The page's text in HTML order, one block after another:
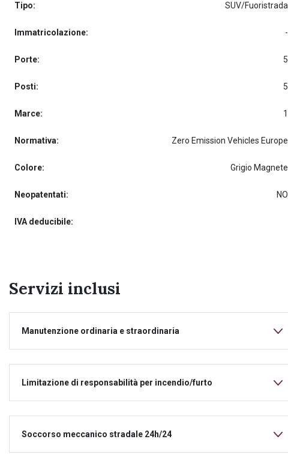
Tipo: SUV/Fuoristrada
Immatricolazione: -
Porte: 5
Posti: 5
Marce: 1
Normativa: Zero Emission Vehicles Europe
Colore: Grigio Magnete
Neopatentati: NO
IVA deducibile:
Servizi inclusi
Manutenzione ordinaria e straordinaria
Limitazione di responsabilità per incendio/furto
Soccorso meccanico stradale 24h/24